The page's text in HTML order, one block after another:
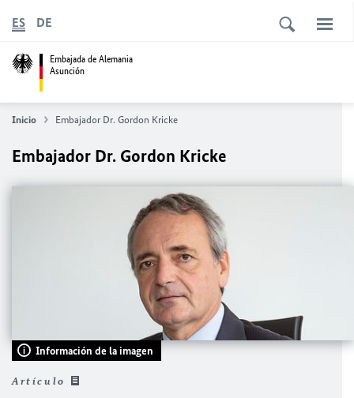
Embajada de Alemania
Asunción
ES DE
Inicio Embajador Dr. Gordon Kricke
Embajador Dr. Gordon Kricke
Información de la imagen
Artículo